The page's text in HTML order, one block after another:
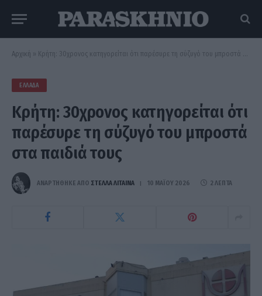
Αρχική » Κρήτη: 30χρονος κατηγορείται ότι παρέσυρε τη σύζυγό του μπροστά στα παιδιά τους
ΕΛΛΆΔΑ
Κρήτη: 30χρονος κατηγορείται ότι
παρέσυρε τη σύζυγό του μπροστά
στα παιδιά τους
ΑΝΑΡΤΗΘΗΚΕ ΑΠΟ ΣΤΈΛΛΑ ΛΊΤΑΙΝΑ 10 ΜΑΪ́ΟΥ 2026 2 ΛΕΠΤΆ